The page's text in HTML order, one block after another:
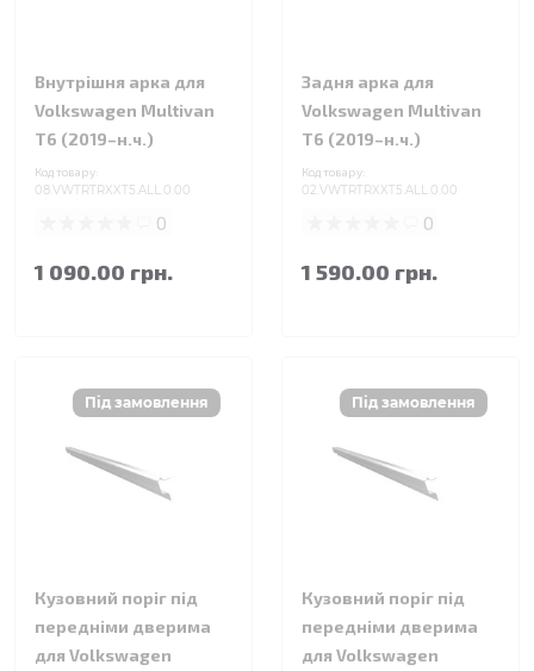
Внутрішня арка для
Volkswagen Multivan
T6 (2019–н.ч.)
Код товару:
08.VWTRTRXXT5.ALL.0.00
0
1 090.00 грн.
Задня арка для
Volkswagen Multivan
T6 (2019–н.ч.)
Код товару:
02.VWTRTRXXT5.ALL.0.00
0
1 590.00 грн.
Кузовний поріг під
передніми дверима
для Volkswagen
Кузовний поріг під
передніми дверима
для Volkswagen